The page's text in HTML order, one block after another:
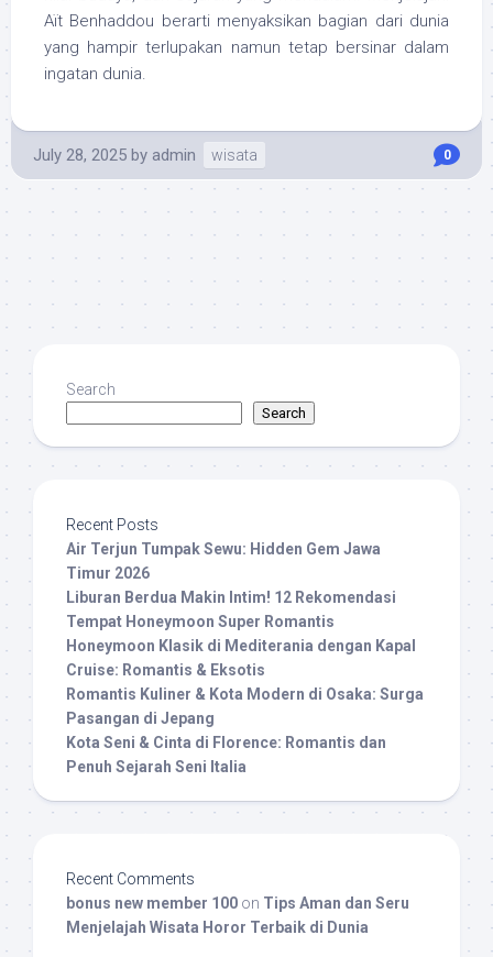
Aït Benhaddou berarti menyaksikan bagian dari dunia
yang hampir terlupakan namun tetap bersinar dalam
ingatan dunia.
July 28, 2025 by admin wisata 0
Search
Search
Recent Posts
Air Terjun Tumpak Sewu: Hidden Gem Jawa
Timur 2026
Liburan Berdua Makin Intim! 12 Rekomendasi
Tempat Honeymoon Super Romantis
Honeymoon Klasik di Mediterania dengan Kapal
Cruise: Romantis & Eksotis
Romantis Kuliner & Kota Modern di Osaka: Surga
Pasangan di Jepang
Kota Seni & Cinta di Florence: Romantis dan
Penuh Sejarah Seni Italia
Recent Comments
bonus new member 100 on Tips Aman dan Seru
Menjelajah Wisata Horor Terbaik di Dunia